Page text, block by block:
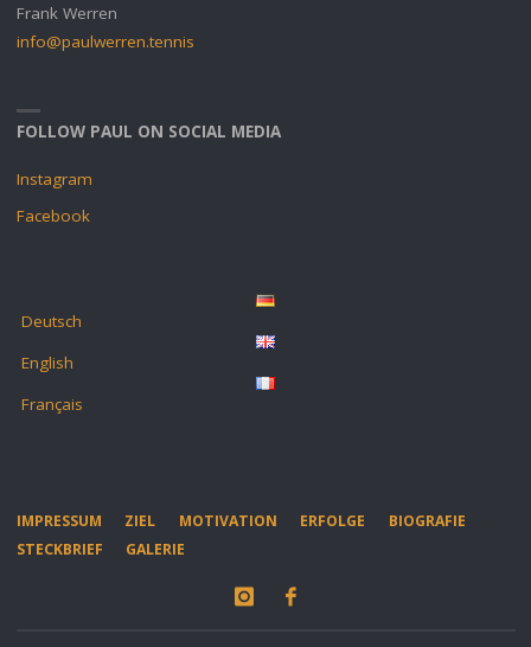
Frank Werren
info@paulwerren.tennis
FOLLOW PAUL ON SOCIAL MEDIA
Instagram
Facebook
Deutsch
English
Français
IMPRESSUM ZIEL MOTIVATION ERFOLGE
BIOGRAFIE
STECKBRIEF
GALERIE